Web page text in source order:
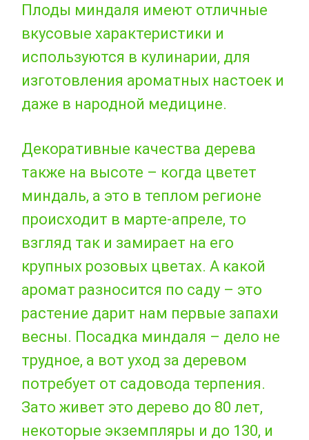
Плоды миндаля имеют отличные
вкусовые характеристики и
используются в кулинарии, для
изготовления ароматных настоек и
даже в народной медицине.
Декоративные качества дерева
также на высоте – когда цветет
миндаль, а это в теплом регионе
происходит в марте-апреле, то
взгляд так и замирает на его
крупных розовых цветах. А какой
аромат разносится по саду – это
растение дарит нам первые запахи
весны. Посадка миндаля – дело не
трудное, а вот уход за деревом
потребует от садовода терпения.
Зато живет это дерево до 80 лет,
некоторые экземпляры и до 130, и